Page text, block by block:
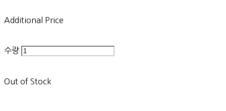
Additional Price
수량
Out of Stock